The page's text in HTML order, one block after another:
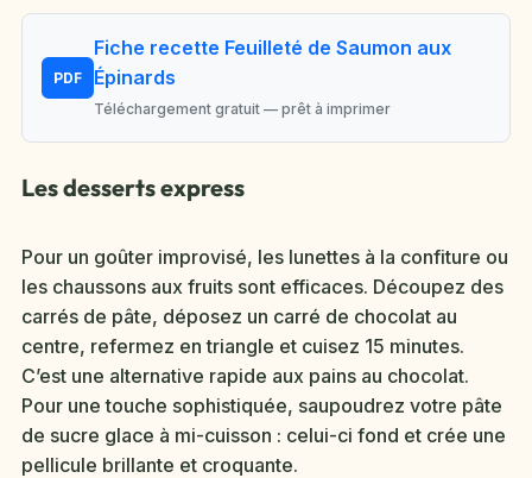
PDF
Fiche recette Feuilleté de Saumon aux
Épinards
Téléchargement gratuit — prêt à imprimer
Les desserts express
Pour un goûter improvisé, les lunettes à la confiture ou
les chaussons aux fruits sont efficaces. Découpez des
carrés de pâte, déposez un carré de chocolat au
centre, refermez en triangle et cuisez 15 minutes.
C’est une alternative rapide aux pains au chocolat.
Pour une touche sophistiquée, saupoudrez votre pâte
de sucre glace à mi-cuisson : celui-ci fond et crée une
pellicule brillante et croquante.